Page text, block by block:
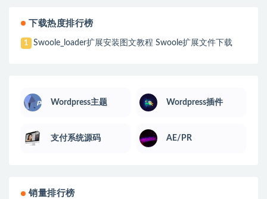
下载热度排行榜
1 Swoole_loader扩展安装图文教程 Swoole扩展文件下载
Wordpress主题 Wordpress插件
支付系统源码 AE/PR
销量排行榜